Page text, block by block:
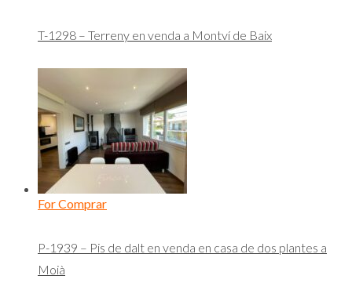
T-1298 – Terreny en venda a Montví de Baix
For Comprar
P-1939 – Pis de dalt en venda en casa de dos plantes a
Moià